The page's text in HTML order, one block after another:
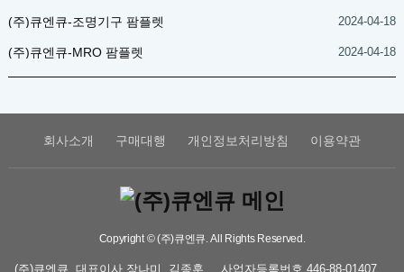
(주)큐엔큐-조명기구 팜플렛 2024-04-18
(주)큐엔큐-MRO 팜플렛 2024-04-18
회사소개 구매대행 개인정보처리방침 이용약관
Copyright © (주)큐엔큐. All Rights Reserved.
(주)큐엔큐 대표이사 장나미, 김종훈 사업자등록번호 446-88-01407